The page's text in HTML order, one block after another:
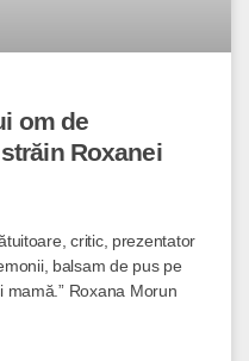
om de
Roxanei
critic, prezentator
balsam de pus pe
mamă.” Roxana Morun